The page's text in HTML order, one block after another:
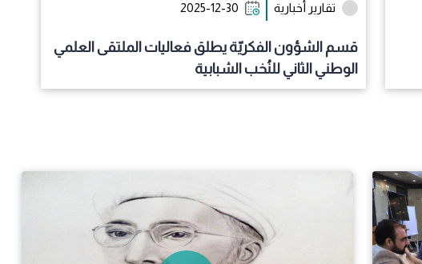
تقارير أخبارية 2025-12-30
قسم الشؤون الفكريّة يطلق فعاليات الملتقى العلمي
الوطني الثاني للنُخب الشبابية